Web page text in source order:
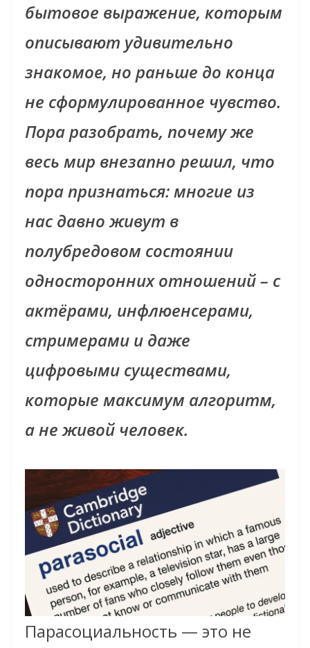
бытовое выражение, которым
описывают удивительно
знакомое, но раньше до конца
не сформулированное чувство.
Пора разобрать, почему же
весь мир внезапно решил, что
пора признаться: многие из
нас давно живут в
полубредовом состоянии
односторонних отношений – с
актёрами, инфлюенсерами,
стримерами и даже
цифровыми существами,
которые максимум алгоритм,
а не живой человек.
Парасоциальность — это не